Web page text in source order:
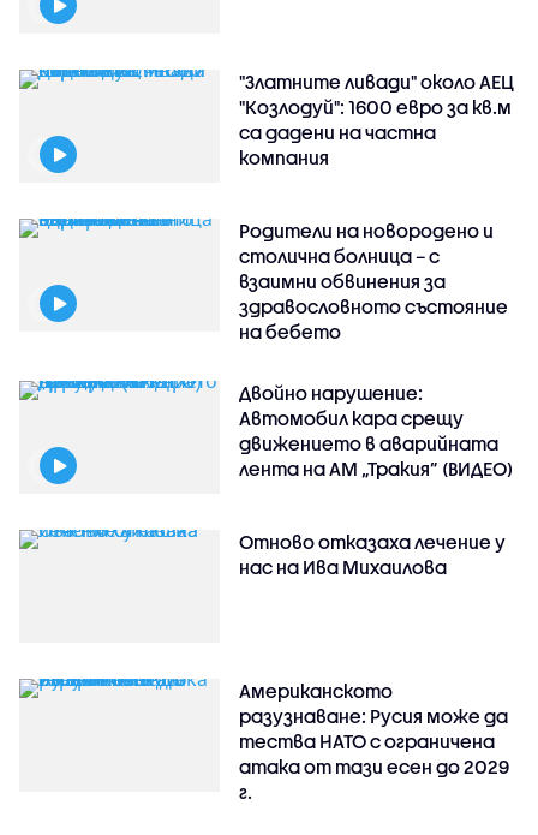
"Златните ливади" около АЕЦ
"Козлодуй": 1600 евро за кв.м
са дадени на частна
компания
Родители на новородено и
столична болница – с
взаимни обвинения за
здравословното състояние
на бебето
Двойно нарушение:
Автомобил кара срещу
движението в аварийната
лента на АМ „Тракия” (ВИДЕО)
Отново отказаха лечение у
нас на Ива Михаилова
Американското
разузнаване: Русия може да
тества НАТО с ограничена
атака от тази есен до 2029
г.